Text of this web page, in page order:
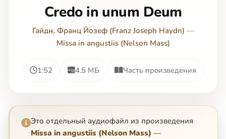
Credo in unum Deum
Гайдн, Франц Йозеф (Franz Joseph Haydn) —
Missa in angustiis (Nelson Mass)
1:52 4.5 МБ Часть произведения
Это отдельный аудиофайл из произведения
Missa in angustiis (Nelson Mass) —